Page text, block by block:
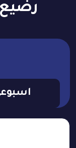
رضيع